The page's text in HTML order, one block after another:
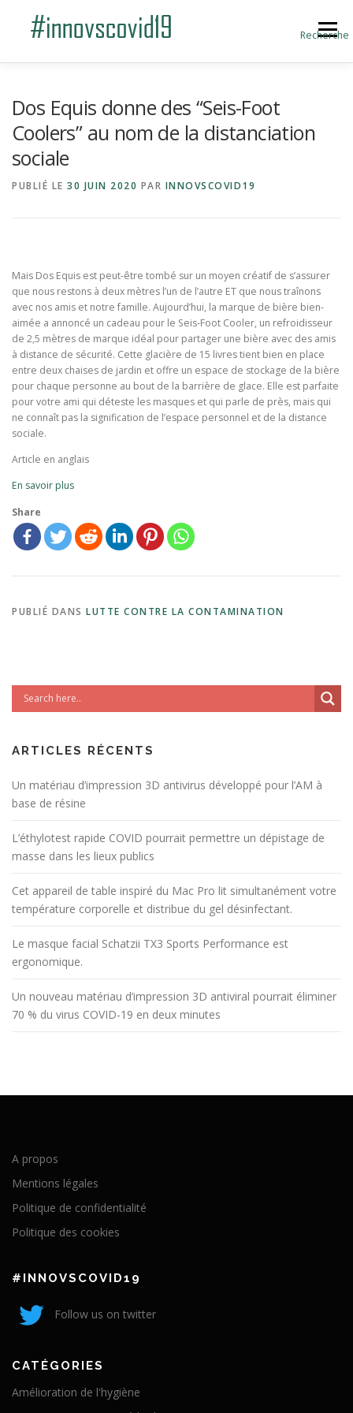
Recherche
Menu
SOUMETTRE UNE INNOVATION
Dos Equis donne des “Seis-Foot
Coolers” au nom de la distanciation
sociale
PUBLIÉ LE 30 JUIN 2020 PAR INNOVSCOVID19
Mais Dos Equis est peut-être tombé sur un moyen créatif de s’assurer
que nous restons à deux mètres l’un de l’autre ET que nous traînons
avec nos amis et notre famille. Aujourd’hui, la marque de bière bien-
aimée a annoncé un cadeau pour le Seis-Foot Cooler, un refroidisseur
de 2,5 mètres de marque idéal pour partager une bière avec des amis
à distance de sécurité. Cette glacière de 15 livres tient bien en place
entre deux chaises de jardin et offre un espace de stockage de la bière
pour chaque personne au bout de la barrière de glace. Elle est parfaite
pour votre ami qui déteste les masques et qui parle de près, mais qui
ne connaît pas la signification de l’espace personnel et de la distance
sociale.
Article en anglais
En savoir plus
Share
PUBLIÉ DANS LUTTE CONTRE LA CONTAMINATION
ARTICLES RÉCENTS
Un matériau d’impression 3D antivirus développé pour l’AM à
base de résine
L’éthylotest rapide COVID pourrait permettre un dépistage de
masse dans les lieux publics
Cet appareil de table inspiré du Mac Pro lit simultanément votre
température corporelle et distribue du gel désinfectant.
Le masque facial Schatzii TX3 Sports Performance est
ergonomique.
Un nouveau matériau d’impression 3D antiviral pourrait éliminer
70 % du virus COVID-19 en deux minutes
A propos
Mentions légales
Politique de confidentialité
Politique des cookies
#INNOVSCOVID19
Follow us on twitter
CATÉGORIES
Amélioration de l'hygiène